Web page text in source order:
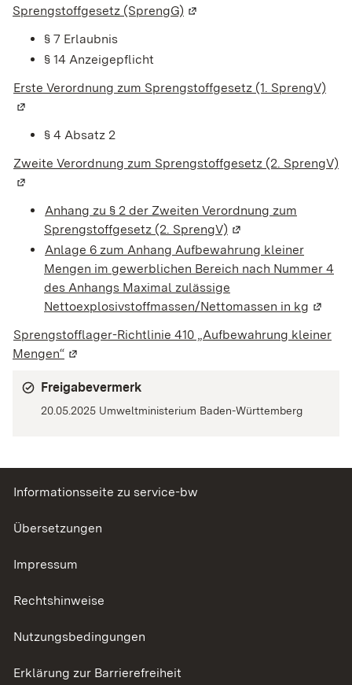
Sprengstoffgesetz (SprengG) (Wird in einem neuen
§ 7 Erlaubnis
§ 14 Anzeigepflicht
Erste Verordnung zum Sprengstoffgesetz (1. SprengV)
§ 4 Absatz 2
Zweite Verordnung zum Sprengstoffgesetz (2. SprengV)
Anhang zu § 2 der Zweiten Verordnung zum
Sprengstoffgesetz (2. SprengV) (Wird in einem
Anlage 6 zum Anhang Aufbewahrung kleiner
Mengen im gewerblichen Bereich nach Nummer 4
des Anhangs Maximal zulässige
Nettoexplosivstoffmassen/Nettomassen in kg (Wird
Sprengstofflager-Richtlinie 410 „Aufbewahrung kleiner
Mengen“ (Wird in einem neuen Fenster geöffnet)
Freigabevermerk
20.05.2025 Umweltministerium Baden-Württemberg
Informationsseite zu service-bw
Übersetzungen
Impressum
Rechtshinweise
Nutzungsbedingungen
Erklärung zur Barrierefreiheit